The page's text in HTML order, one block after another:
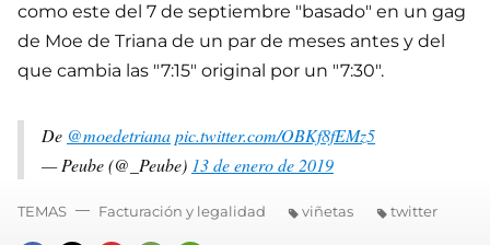
como este del 7 de septiembre "basado" en un gag
de Moe de Triana de un par de meses antes y del
que cambia las "7:15" original por un "7:30".
De @moedetrianapic.twitter.com/OBKf8fEMz5
— Peube (@_Peube) 13 de enero de 2019
TEMAS Facturación y legalidad viñetas twitter